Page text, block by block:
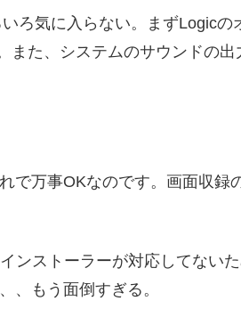
ろ気に入らない。まずLogicの
また、システムのサウンドの
で万事OKなのです。画面収録
ンストーラーが対応してない
、もう面倒すぎる。